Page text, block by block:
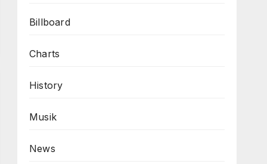
Billboard
Charts
History
Musik
News